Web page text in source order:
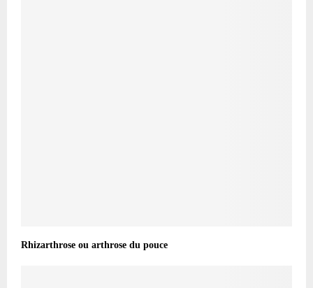
Rhizarthrose ou arthrose du pouce